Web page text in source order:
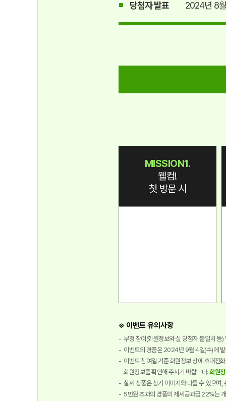
당첨자 발표 2024년 8
MISSION1.
웰컴!
첫 방문 시
※ 이벤트 유의사항
부정 참여(회원정보와 실 당첨자 불일치 등
이벤트의 경품은 2024년 9월 4일(수)에 발
이벤트 참여일 기준 회원정보 상에 휴대전
회원정보를 확인해 주시기 바랍니다.회원
실제 상품은 상기 이미지와 다를 수 있으며
5만원 초과의 경품의 제세공과금 22%는